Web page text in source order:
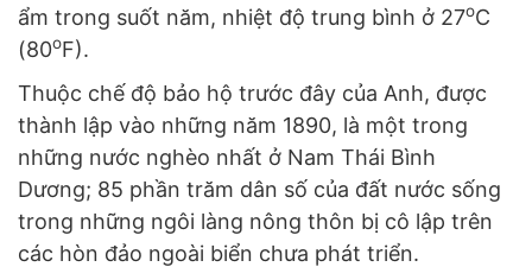
ẩm trong suốt năm, nhiệt độ trung bình ở 27oC
(80oF).
Thuộc chế độ bảo hộ trước đây của Anh, được
thành lập vào những năm 1890, là một trong
những nước nghèo nhất ở Nam Thái Bình
Dương; 85 phần trăm dân số của đất nước sống
trong những ngôi làng nông thôn bị cô lập trên
các hòn đảo ngoài biển chưa phát triển.